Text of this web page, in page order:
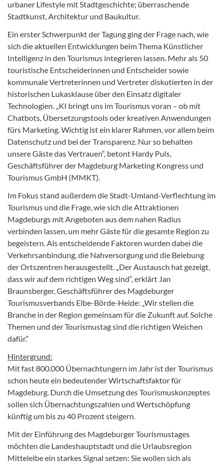
urbaner Lifestyle mit Stadtgeschichte; überraschende
Stadtkunst, Architektur und Baukultur.
Ein erster Schwerpunkt der Tagung ging der Frage nach, wie
sich die aktuellen Entwicklungen beim Thema Künstlicher
Intelligenz in den Tourismus integrieren lassen. Mehr als 50
touristische Entscheiderinnen und Entscheider sowie
kommunale Vertreterinnen und Vertreter diskutierten in der
historischen Lukasklause über den Einsatz digitaler
Technologien. „KI bringt uns im Tourismus voran – ob mit
Chatbots, Übersetzungstools oder kreativen Anwendungen
fürs Marketing. Wichtig ist ein klarer Rahmen, vor allem beim
Datenschutz und bei der Transparenz. Nur so behalten
unsere Gäste das Vertrauen“, betont Hardy Puls,
Geschäftsführer der Magdeburg Marketing Kongress und
Tourismus GmbH (MMKT).
Im Fokus stand außerdem die Stadt-Umland-Verflechtung im
Tourismus und die Frage, wie sich die Attraktionen
Magdeburgs mit Angeboten aus dem nahen Radius
verbinden lassen, um mehr Gäste für die gesamte Region zu
begeistern. Als entscheidende Faktoren wurden dabei die
Verkehrsanbindung, die Nahversorgung und die Belebung
der Ortszentren herausgestellt. „Der Austausch hat gezeigt,
dass wir auf dem richtigen Weg sind“, erklärt Jan
Braunsberger, Geschäftsführer des Magdeburger
Tourismusverbands Elbe-Börde-Heide: „Wir stellen die
Branche in der Region gemeinsam für die Zukunft auf. Solche
Themen und der Tourismustag sind die richtigen Weichen
dafür.“
Hintergrund:
Mit fast 800.000 Übernachtungern im Jahr ist der Tourismus
schon heute ein bedeutender Wirtschaftsfaktor für
Magdeburg. Durch die Umsetzung des Tourismuskonzeptes
sollen sich Übernachtungszahlen und Wertschöpfung
künftig um bis zu 40 Prozent steigern.
Mit der Einführung des Magdeburger Tourismustages
möchten die Landeshauptstadt und die Urlaubsregion
Mittelelbe ein starkes Signal setzen: Sie wollen sich als